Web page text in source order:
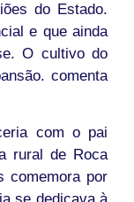
do Estado.
e que ainda
O cultivo do
comenta
com o pai
rural de Roca
comemora por